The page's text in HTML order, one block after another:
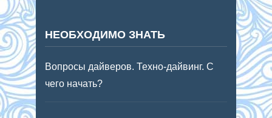
НЕОБХОДИМО ЗНАТЬ
Вопросы дайверов. Техно-дайвинг. С
чего начать?